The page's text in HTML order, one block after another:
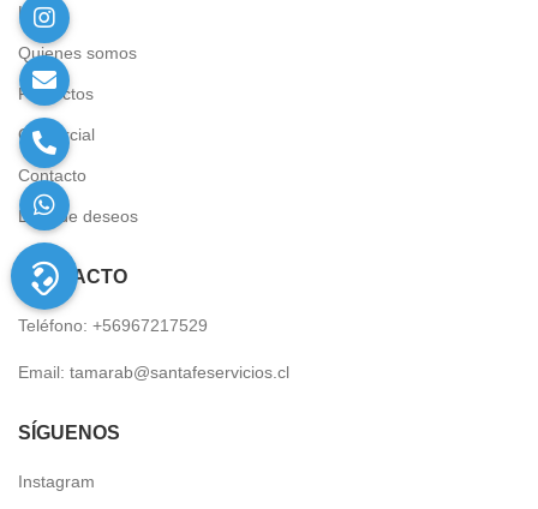
Home
Quienes somos
Proyectos
Comercial
Contacto
Lista de deseos
CÓNTACTO
Teléfono: +56967217529
Email: tamarab@santafeservicios.cl
SÍGUENOS
Instagram